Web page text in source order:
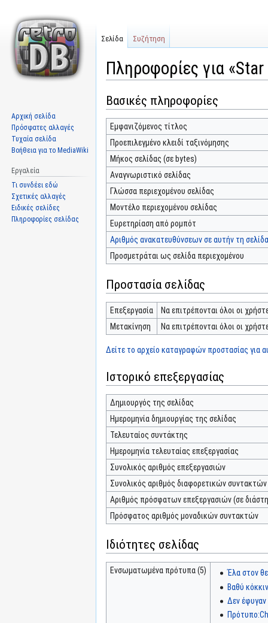
Πληροφορίες για
Μετάβαση
στην
πλοήγηση
Πήδηση
στην
αναζήτηση
Βασικές πληροφορίες
Εμφανιζόμενος τίτλος
Προεπιλεγμένο κλειδί ταξινόμησης
Μήκος σελίδας (σε bytes)
Αναγνωριστικό σελίδας
Γλώσσα περιεχομένου σελίδας
Μοντέλο περιεχομένου σελίδας
Ευρετηρίαση από ρομπότ
Αριθμός ανακατευθύνσεων σε αυτήν τη σελίδα
Προσμετράται ως σελίδα περιεχομένου
Προστασία σελίδας
Επεξεργασία
Να επιτρέπονται όλοι οι
Μετακίνηση
Να επιτρέπονται όλοι οι
Δείτε το αρχείο καταγραφών προστασίας για
Ιστορικό επεξεργασίας
Δημιουργός της σελίδας
Ημερομηνία δημιουργίας της σελίδας
Τελευταίος συντάκτης
Ημερομηνία τελευταίας επεξεργασίας
Συνολικός αριθμός επεξεργασιών
Συνολικός αριθμός διαφορετικών συντακτών
Αριθμός πρόσφατων επεξεργασιών (σε
Πρόσφατος αριθμός μοναδικών συντακτών
Ιδιότητες σελίδας
Ενσωματωμένα πρότυπα (5)
Έλα στον
Βαθύ
Δεν
Σελίδα Συζήτηση
Αρχική σελίδα
Πρόσφατες αλλαγές
Τυχαία σελίδα
Βοήθεια για το MediaWiki
Εργαλεία
Τι συνδέει εδώ
Σχετικές αλλαγές
Ειδικές σελίδες
Πληροφορίες σελίδας